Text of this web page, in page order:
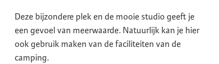
Deze bijzondere plek en de mooie studio geeft je
een gevoel van meerwaarde. Natuurlijk kan je hier
ook gebruik maken van de faciliteiten van de
camping.